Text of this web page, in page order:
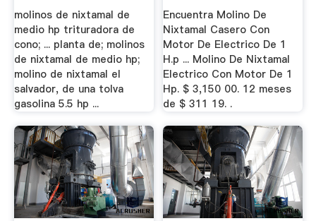
molinos de nixtamal de
medio hp trituradora de
cono; ... planta de; molinos
de nixtamal de medio hp;
molino de nixtamal el
salvador, de una tolva
gasolina 5.5 hp ...
Encuentra Molino De
Nixtamal Casero Con
Motor De Electrico De 1
H.p ... Molino De Nixtamal
Electrico Con Motor De 1
Hp. $ 3,150 00. 12 meses
de $ 311 19. .